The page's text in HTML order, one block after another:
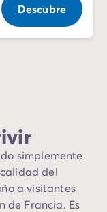
Descubre
simplemente
del
a visitantes
de Francia. Es